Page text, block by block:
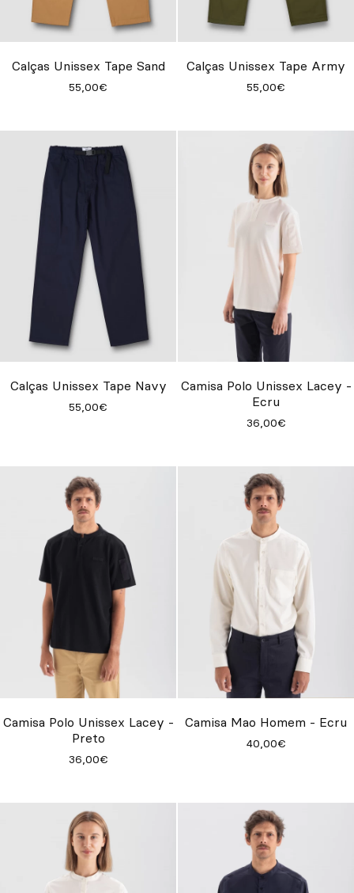
Calças Unissex Tape Sand
55,00€
Calças Unissex Tape Army
55,00€
Calças Unissex Tape Navy
55,00€
Camisa Polo Unissex Lacey -
Ecru
36,00€
Camisa Polo Unissex Lacey -
Preto
36,00€
Camisa Mao Homem - Ecru
40,00€